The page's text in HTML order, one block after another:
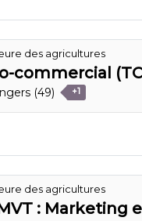
des agricultures
commercial
(49) +1
des agricultures
: